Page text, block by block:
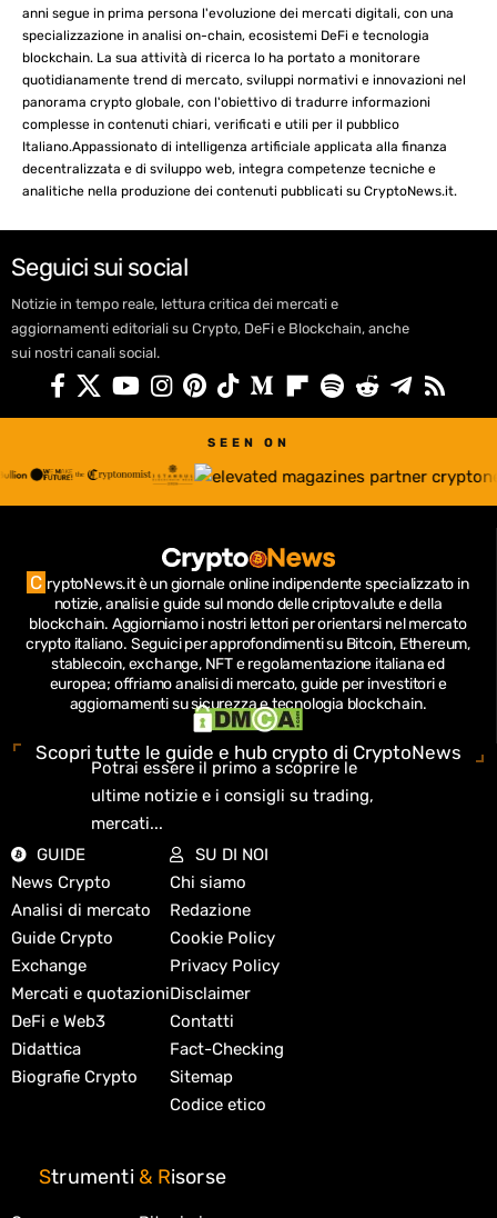
anni segue in prima persona l'evoluzione dei mercati digitali, con una
specializzazione in analisi on-chain, ecosistemi DeFi e tecnologia
blockchain. La sua attività di ricerca lo ha portato a monitorare
quotidianamente trend di mercato, sviluppi normativi e innovazioni nel
panorama crypto globale, con l'obiettivo di tradurre informazioni
complesse in contenuti chiari, verificati e utili per il pubblico
Italiano.Appassionato di intelligenza artificiale applicata alla finanza
decentralizzata e di sviluppo web, integra competenze tecniche e
analitiche nella produzione dei contenuti pubblicati su CryptoNews.it.
Seguici sui social
Notizie in tempo reale, lettura critica dei mercati e
aggiornamenti editoriali su Crypto, DeFi e Blockchain, anche
sui nostri canali social.
SEEN ON
C ryptoNews.it è un giornale online indipendente specializzato in
notizie, analisi e guide sul mondo delle criptovalute e della
blockchain. Aggiorniamo i nostri lettori per orientarsi nel mercato
crypto italiano. Seguici per approfondimenti su Bitcoin, Ethereum,
stablecoin, exchange, NFT e regolamentazione italiana ed
europea; offriamo analisi di mercato, guide per investitori e
aggiornamenti su sicurezza e tecnologia blockchain.
Scopri tutte le guide e hub crypto di CryptoNews
Potrai essere il primo a scoprire le
ultime notizie e i consigli su trading,
mercati...
GUIDE
News Crypto
Analisi di mercato
Guide Crypto
Exchange
Mercati e quotazioni
DeFi e Web3
Didattica
Biografie Crypto
SU DI NOI
Chi siamo
Redazione
Cookie Policy
Privacy Policy
Disclaimer
Contatti
Fact-Checking
Sitemap
Codice etico
Strumenti & Risorse